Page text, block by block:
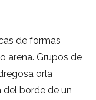
de formas
arena. Grupos de
orla
del borde de un